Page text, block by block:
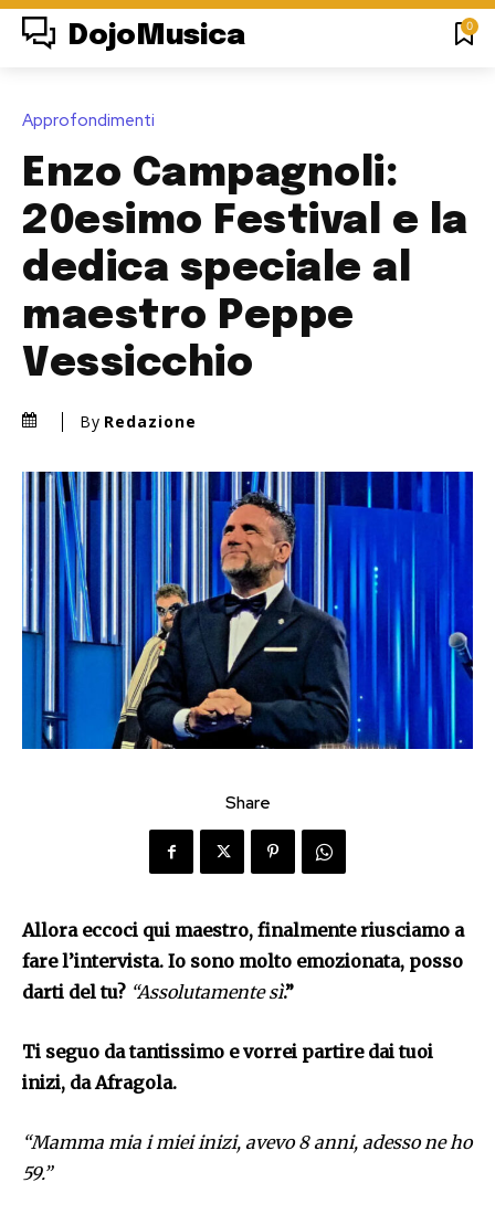
DojoMusica 0
Approfondimenti
Enzo Campagnoli:
20esimo Festival e la
dedica speciale al
maestro Peppe
Vessicchio
By Redazione
Share
Allora eccoci qui maestro, finalmente riusciamo a
fare l’intervista. Io sono molto emozionata, posso
darti del tu? “Assolutamente sì.”
Ti seguo da tantissimo e vorrei partire dai tuoi
inizi, da Afragola.
“Mamma mia i miei inizi, avevo 8 anni, adesso ne ho
59.”